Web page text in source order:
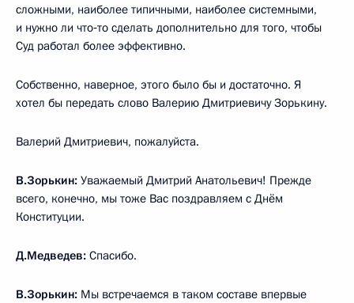
сложными, наиболее типичными, наиболее системными,
и нужно ли что‑то сделать дополнительно для того, чтобы
Суд работал более эффективно.
Собственно, наверное, этого было бы и достаточно. Я
хотел бы передать слово Валерию Дмитриевичу Зорькину.
Валерий Дмитриевич, пожалуйста.
В.Зорькин: Уважаемый Дмитрий Анатольевич! Прежде
всего, конечно, мы тоже Вас поздравляем с Днём
Конституции.
Д.Медведев: Спасибо.
В.Зорькин: Мы встречаемся в таком составе впервые